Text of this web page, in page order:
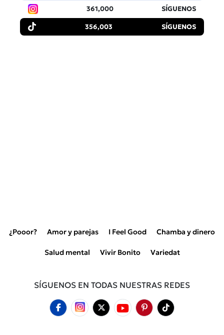
361,000 SÍGUENOS
356,003 SÍGUENOS
¿Pooor? Amor y parejas I Feel Good Chamba y dinero
Salud mental Vivir Bonito Variedat
SÍGUENOS EN TODAS NUESTRAS REDES